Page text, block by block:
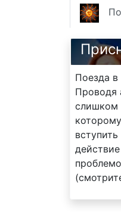
Поезда
Проводя
слишком